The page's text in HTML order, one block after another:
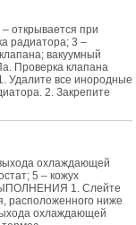
открывается при
радиатора; 3 –
вакуумный
Проверка клапана
все инородные
2. Закрепите
охлаждающей
5 – кожух
1. Слейте
расположенного ниже
охлаждающей